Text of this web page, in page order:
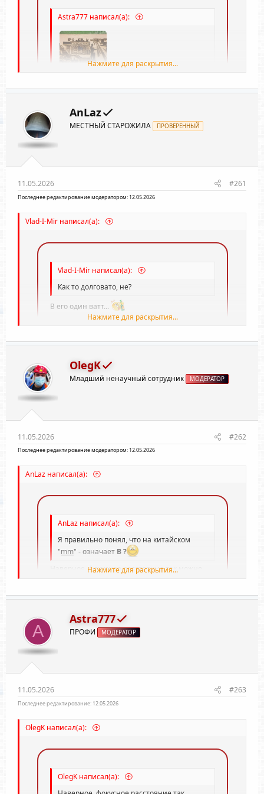
Astra777 написал(а):
панно 7 часов 20 минут.....
Нажмите для раскрытия...
Как то долговато, не?
Нажмите для раскрытия...
AnLaz
МЕСТНЫЙ СТАРОЖИЛА ПРОВЕРЕННЫЙ
11.05.2026 #261
Последнее редактирование модератором: 12.05.2026
Vlad-I-Mir написал(а):
Vlad-I-Mir написал(а):
Как то долговато, не?
Нажмите для раскрытия...
В его один ватт...
Astra777 написал(а):
Нажмите для раскрытия...
означает
Нажмите для раскрытия...
OlegK
Младший ненаучный сотрудник МОДЕРАТОР
11.05.2026 #262
Последнее редактирование модератором: 12.05.2026
AnLaz написал(а):
AnLaz написал(а):
Я правильно понял, что на китайском
"mm" - означает В ?
Нажмите для раскрытия...
Наверное, фокусное расстояние так можно
ОФФТОП
Нажмите для раскрытия...
A
Astra777
ПРОФИ МОДЕРАТОР
11.05.2026 #263
Последнее редактирование: 12.05.2026
OlegK написал(а):
OlegK написал(а):